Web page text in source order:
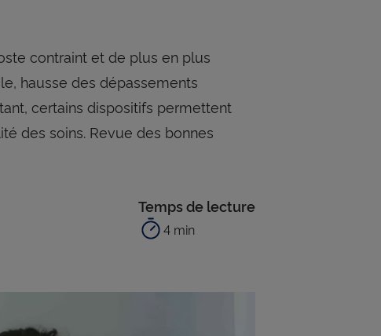
contraint et de plus en plus
hausse des dépassements
certains dispositifs permettent
des soins. Revue des bonnes
Temps de lecture
4 min